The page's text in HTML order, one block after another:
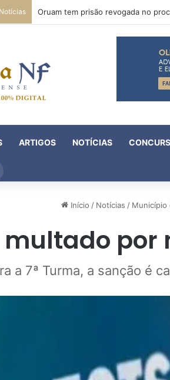
ARTIGOS NOTÍCIAS
Início / Notícias / Município
por
a 7ª Turma, a sanção é